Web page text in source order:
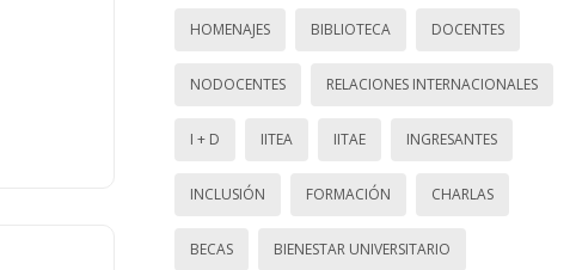
HOMENAJES BIBLIOTECA DOCENTES
NODOCENTES RELACIONES INTERNACIONALES
I + D IITEA IITAE INGRESANTES
INCLUSIÓN FORMACIÓN CHARLAS
BECAS BIENESTAR UNIVERSITARIO